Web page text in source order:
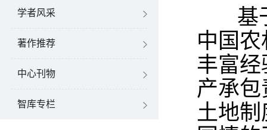
学者风采
著作推荐
中心刊物
智库专栏
基
中国
丰富
产承包
土地